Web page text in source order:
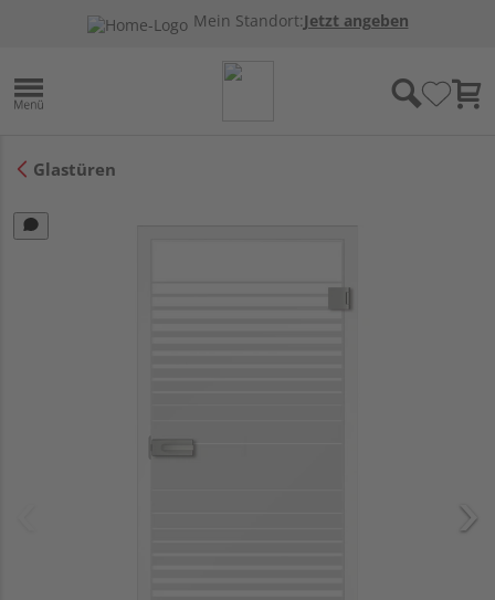
Mein Standort:Jetzt angeben
Glastüren